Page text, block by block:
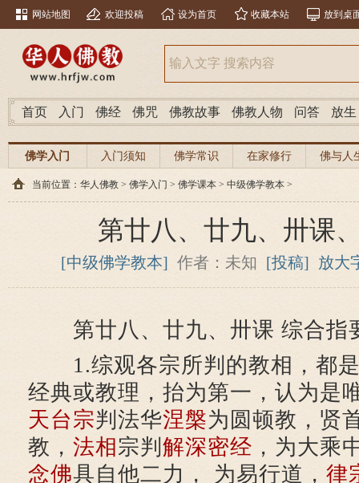
网站地图 欢迎投稿 设为首页 收藏本站 放到桌
首页 入门 佛经 佛咒 佛教故事 佛教人物 问答 放生
佛学入门 入门须知 佛学常识 在家修行 佛与人
当前位置： 华人佛教 > 佛学入门 > 佛学课本 > 中级佛学教本 >
第廿八、廿九、卅课
[中级佛学教本] 作者：未知 [投稿] 放大
第廿八、廿九、卅课 综合指
1.综观各宗所判的教相，都是
经典或教理，抬为第一，认为是
天台宗判法华涅槃为圆顿教，贤
教， 法相宗判 解深密经 ，为大乘
念佛具自他二力， 为易行道， 律